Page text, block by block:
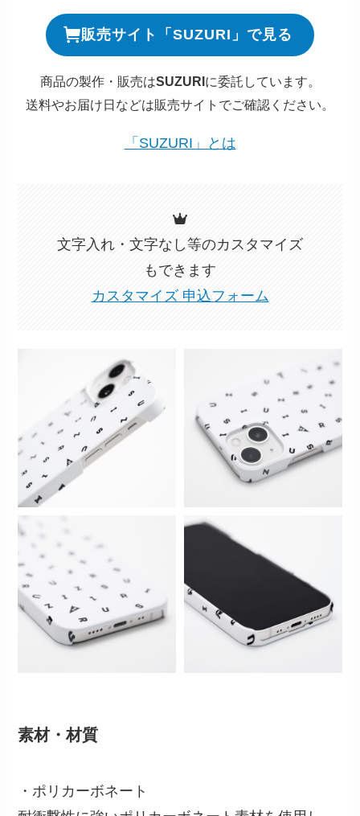
販売サイト「SUZURI」で見る
商品の製作・販売はSUZURI に委託しています。
送料やお届け日などは販売サイトでご確認ください。
「SUZURI」とは
文字入れ・文字なし等のカスタマイズ
もできます
カスタマイズ 申込フォーム
素材・材質
・ポリカーボネート